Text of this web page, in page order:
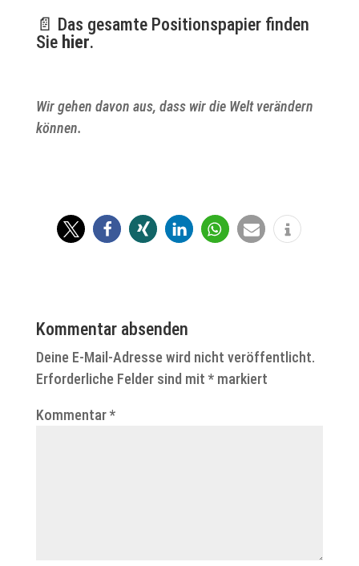
📄 Das gesamte Positionspapier finden
Sie hier.
Wir gehen davon aus, dass wir die Welt verändern
können.
Kommentar absenden
Deine E-Mail-Adresse wird nicht veröffentlicht.
Erforderliche Felder sind mit *markiert
Kommentar*